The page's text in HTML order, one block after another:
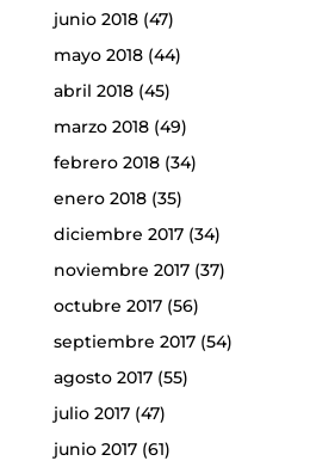
junio 2018(47)
mayo 2018(44)
abril 2018(45)
marzo 2018(49)
febrero 2018(34)
enero 2018(35)
diciembre 2017(34)
noviembre 2017(37)
octubre 2017(56)
septiembre 2017(54)
agosto 2017(55)
julio 2017(47)
junio 2017(61)